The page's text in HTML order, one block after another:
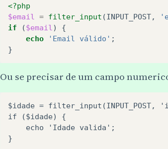
<?php
$email
= filter_input (INPUT_POST,
if
($email )
{
echo
'Email válido' ;
}
Ou se precisar de um campo
$idade = filter_input(INPUT_POST,
if ($idade) {
    echo 'Idade valida';
}